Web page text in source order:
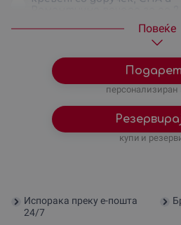
Повеќе
персонализиран
купи и
Испорака преку е-пошта
24/7